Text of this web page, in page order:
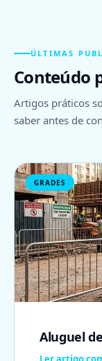
ÚLTIMAS
Conteúdo
Artigos práticos
saber antes de
GRADES
Aluguel